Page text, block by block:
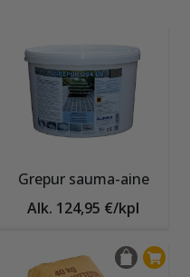
Grepur sauma-aine
Alk. 124,95 €/kpl